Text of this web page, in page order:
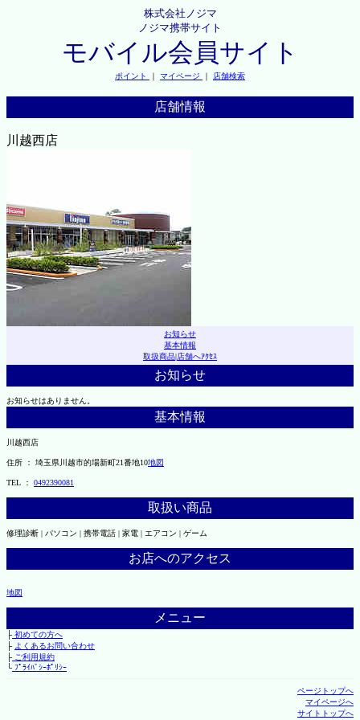
株式会社ノジマ
ノジマ携帯サイト
モバイル会員サイト
ポイント ｜ マイページ ｜ 店舗検索
店舗情報
川越西店
お知らせ
基本情報
取扱商品|店舗へｱｸｾｽ
お知らせ
お知らせはありません。
基本情報
川越西店
住所 ： 埼玉県川越市的場新町21番地10地図
TEL ： 0492390081
取扱い商品
修理診断 | パソコン | 携帯電話 | 家電 | エアコン | ゲーム
お店へのアクセス
地図
メニュー
├初めての方へ
├ よくあるお問い合わせ
├ご利用規約
└ﾌﾟﾗｲﾊﾞｼｰﾎﾟﾘｼｰ
ページトップへ
マイページへ
サイトトップへ